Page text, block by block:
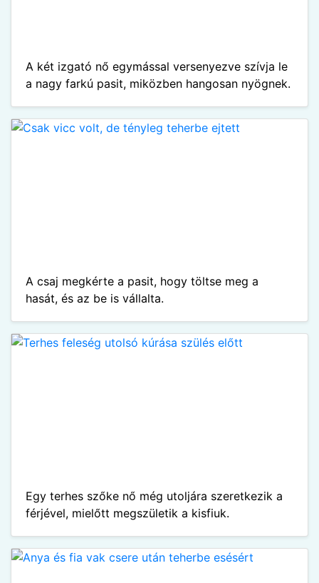
A két izgató nő egymással versenyezve szívja le
a nagy farkú pasit, miközben hangosan nyögnek.
A csaj megkérte a pasit, hogy töltse meg a
hasát, és az be is vállalta.
Egy terhes szőke nő még utoljára szeretkezik a
férjével, mielőtt megszületik a kisfiuk.